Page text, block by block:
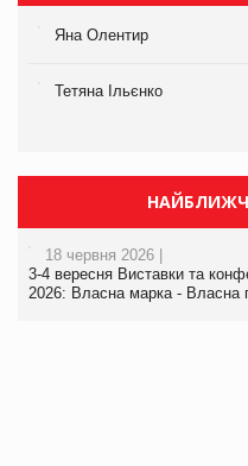
Яна Олентир
Тетяна Ільєнко
18 червня 2026 |
3-4 вересня Виставки та
2026: Власна марка - Власна